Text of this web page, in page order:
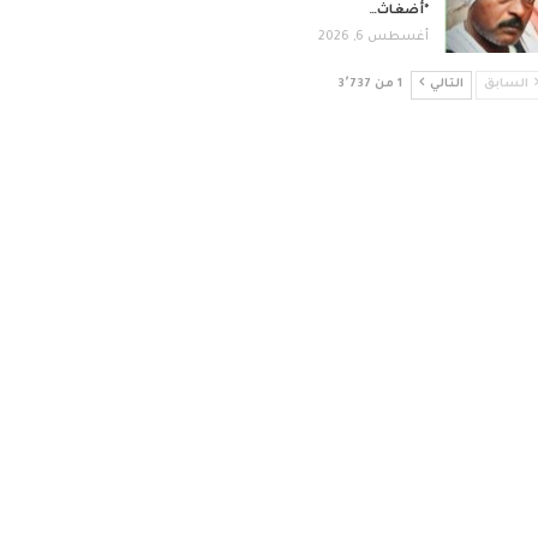
*أضغاث…
أغسطس 6, 2026
السابق التالي 1 من 3٬737